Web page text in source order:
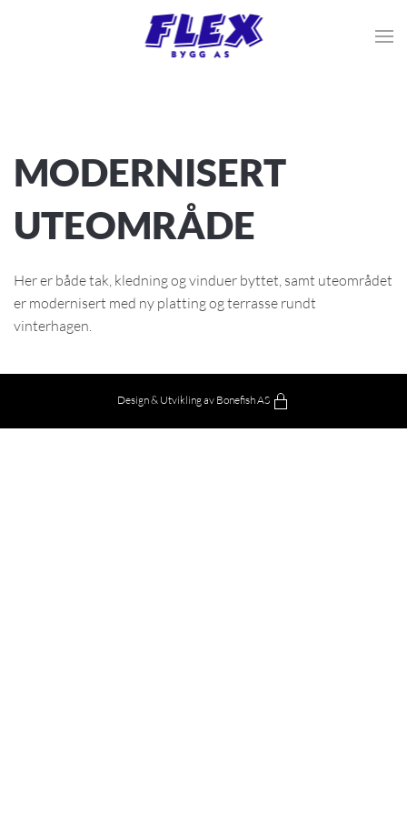
Skip to main content
MODERNISERT
UTEOMRÅDE
Her er både tak, kledning og vinduer byttet, samt uteområdet
er modernisert med ny platting og terrasse rundt
vinterhagen.
Design & Utvikling av Bonefish AS